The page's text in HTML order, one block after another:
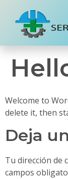
Welcome to
delete it, then
Deja
Tu dirección de
campos